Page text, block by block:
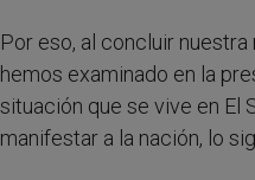
Por eso, al concluir nuestra
hemos examinado en la
situación que se vive en El
manifestar a la nación, lo